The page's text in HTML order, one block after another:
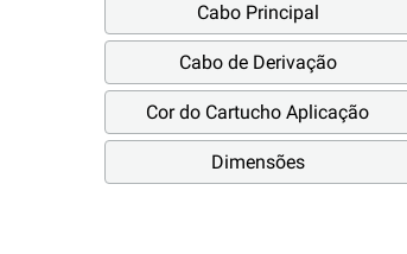
Cabo Principal
Cabo de Derivação
Cor do Cartucho Aplicação
Dimensões